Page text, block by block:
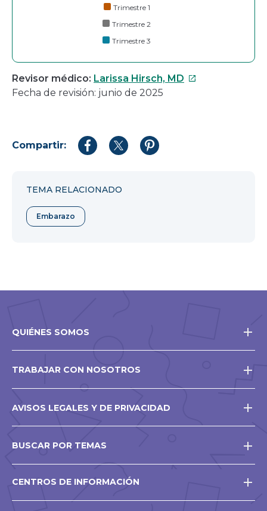
Trimestre 1
Trimestre 2
Trimestre 3
Revisor médico: Larissa Hirsch, MD Este
Fecha de revisión: junio de 2025
Compartir:
CompartirCompartirCompartir
TEMA RELACIONADO
Embarazo
QUIÉNES SOMOS
TRABAJAR CON NOSOTROS
AVISOS LEGALES Y DE PRIVACIDAD
BUSCAR POR TEMAS
CENTROS DE INFORMACIÓN